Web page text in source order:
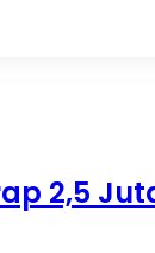
2,5